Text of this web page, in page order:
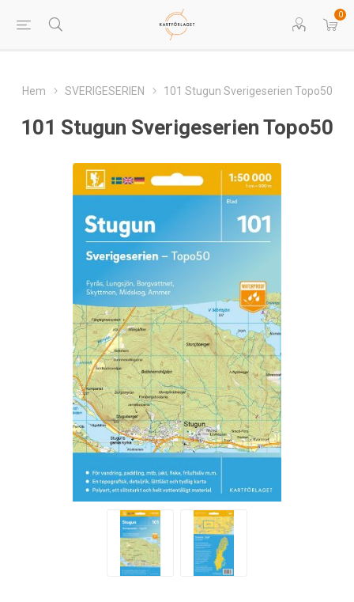
0
Hem SVERIGESERIEN 101 Stugun Sverigeserien Topo50
101 Stugun Sverigeserien Topo50